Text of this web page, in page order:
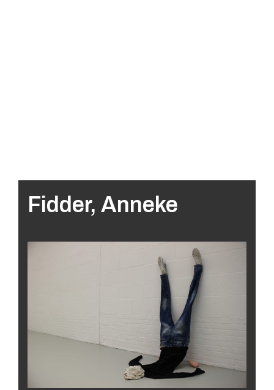
Fidder, Anneke